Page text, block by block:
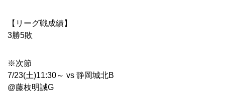
【リーグ戦成績】
3勝5敗
※次節
7/23(土)11:30～ vs 静岡城北B
@藤枝明誠G